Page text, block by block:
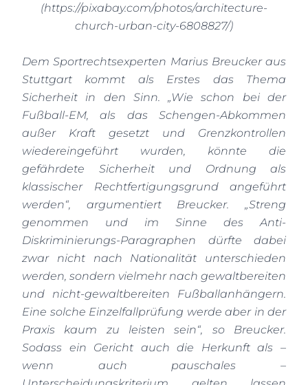
(https://pixabay.com/photos/architecture-
church-urban-city-6808827/)
Dem Sportrechtsexperten Marius Breucker aus
Stuttgart kommt als Erstes das Thema
Sicherheit in den Sinn. „Wie schon bei der
Fußball-EM, als das Schengen-Abkommen
außer Kraft gesetzt und Grenzkontrollen
wiedereingeführt wurden, könnte die
gefährdete Sicherheit und Ordnung als
klassischer Rechtfertigungsgrund angeführt
werden“, argumentiert Breucker. „Streng
genommen und im Sinne des Anti-
Diskriminierungs-Paragraphen dürfte dabei
zwar nicht nach Nationalität unterschieden
werden, sondern vielmehr nach gewaltbereiten
und nicht-gewaltbereiten Fußballanhängern.
Eine solche Einzelfallprüfung werde aber in der
Praxis kaum zu leisten sein“, so Breucker.
Sodass ein Gericht auch die Herkunft als –
wenn auch pauschales –